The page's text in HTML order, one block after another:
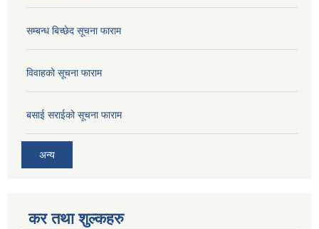
सम्बन्ध बिच्छेद सूचना फाराम
विवाहको सूचना फाराम
बसाई सराईको सूचना फाराम
अन्य
कर तथा शुल्कहरु